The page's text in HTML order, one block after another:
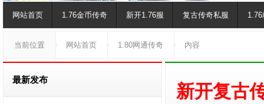
网站首页 1.76金币传奇 新开1.76服 复古传奇私服
当前位置 网站首页 1.80网通传奇 内容
最新发布
新开复古